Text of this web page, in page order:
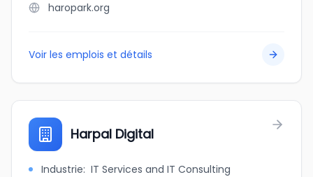
haropark.org
Voir les emplois et détails
Harpal Digital
Industrie: IT Services and IT Consulting